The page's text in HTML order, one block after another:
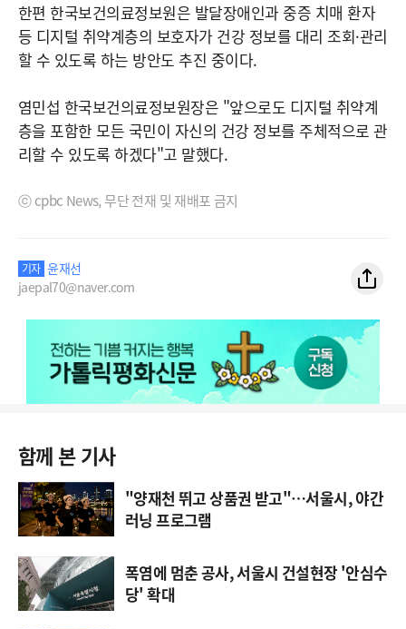
한편 한국보건의료정보원은 발달장애인과 중증 치매 환자
등 디지털 취약계층의 보호자가 건강 정보를 대리 조회·관리
할 수 있도록 하는 방안도 추진 중이다.
염민섭 한국보건의료정보원장은 "앞으로도 디지털 취약계
층을 포함한 모든 국민이 자신의 건강 정보를 주체적으로 관
리할 수 있도록 하겠다"고 말했다.
ⓒ cpbc News, 무단 전재 및 재배포 금지
기자 윤재선
jaepal70@naver.com
함께 본 기사
"양재천 뛰고 상품권 받고"…서울시, 야간
러닝 프로그램
폭염에 멈춘 공사, 서울시 건설현장 '안심수
당' 확대